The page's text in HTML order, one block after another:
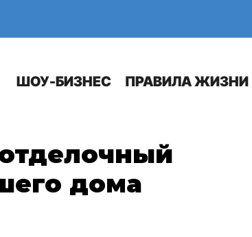
ШОУ-БИЗНЕС ПРАВИЛА ЖИЗНИ
дома